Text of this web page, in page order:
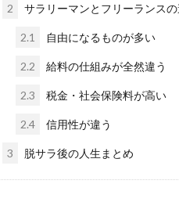
2 サラリーマンとフリーランス
2.1 自由になるものが多い
2.2 給料の仕組みが全然違う
2.3 税金・社会保険料が高い
2.4 信用性が違う
3 脱サラ後の人生まとめ